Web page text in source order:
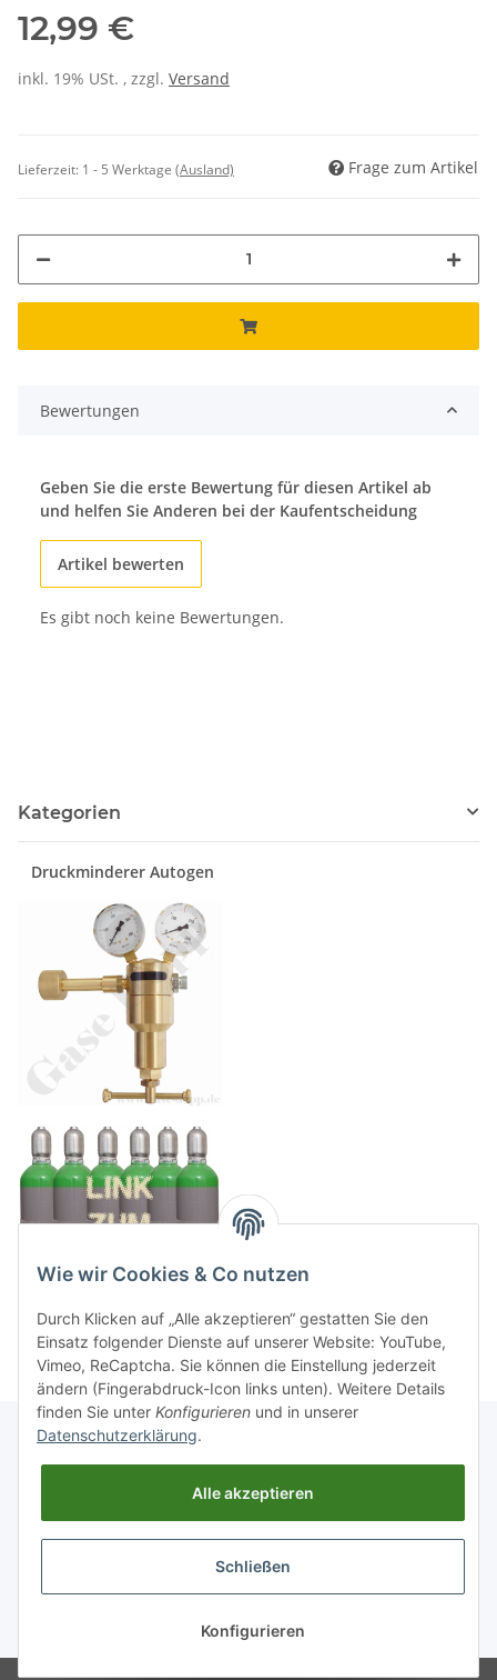
12,99 €
inkl. 19% USt. , zzgl. Versand
Lieferzeit: 1 - 5 Werktage (Ausland) Frage zum Artikel
Bewertungen
Geben Sie die erste Bewertung für diesen Artikel ab
und helfen Sie Anderen bei der Kaufentscheidung
Artikel bewerten
Es gibt noch keine Bewertungen.
Kategorien
Druckminderer Autogen
Gesetzliche Informationen
Wie wir Cookies & Co nutzen
Durch Klicken auf „Alle akzeptieren“ gestatten Sie den
Einsatz folgender Dienste auf unserer Website: YouTube,
Vimeo, ReCaptcha. Sie können die Einstellung jederzeit
ändern (Fingerabdruck-Icon links unten). Weitere Details
finden Sie unter Konfigurieren und in unserer
Datenschutzerklärung.
Alle akzeptieren
Schließen
Konfigurieren